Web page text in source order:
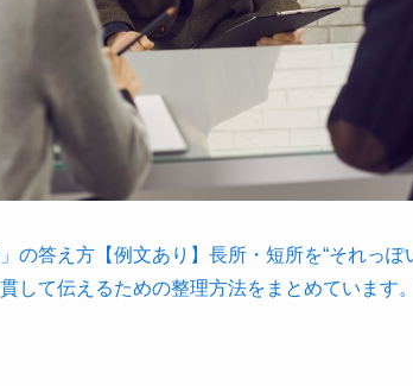
の答え方【例文あり】長所・短所を“それっぽ
して伝えるための整理方法をまとめています